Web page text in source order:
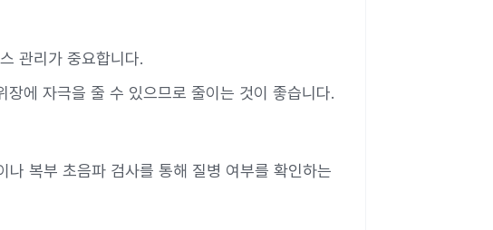
관리가 중요합니다.
에 자극을 줄 수 있으므로 줄이는 것이 좋습니다.
복부 초음파 검사를 통해 질병 여부를 확인하는